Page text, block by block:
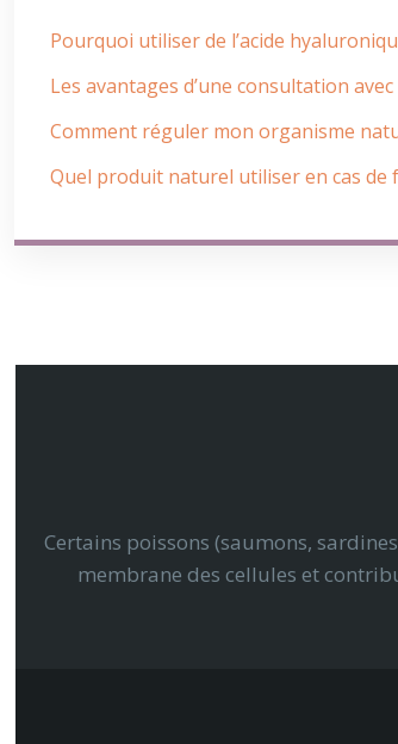
Pourquoi utiliser de l’acide
Les avantages d’une consultation
Comment réguler mon organisme
Quel produit naturel utiliser en cas de
Certains poissons (saumons,
membrane des cellules et